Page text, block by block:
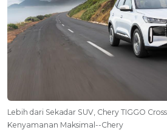
Lebih dari Sekadar SUV, Chery TIGGO
Kenyamanan Maksimal--Chery